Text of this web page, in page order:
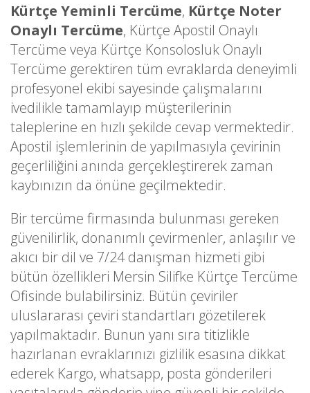
Kürtçe Yeminli Tercüme, Kürtçe Noter
Onaylı Tercüme, Kürtçe Apostil Onaylı
Tercüme veya Kürtçe Konsolosluk Onaylı
Tercüme gerektiren tüm evraklarda deneyimli
profesyonel ekibi sayesinde çalışmalarını
ivedilikle tamamlayıp müşterilerinin
taleplerine en hızlı şekilde cevap vermektedir.
Apostil işlemlerinin de yapılmasıyla çevirinin
geçerliliğini anında gerçekleştirerek zaman
kaybınızın da önüne geçilmektedir.
Bir tercüme firmasında bulunması gereken
güvenilirlik, donanımlı çevirmenler, anlaşılır ve
akıcı bir dil ve 7/24 danışman hizmeti gibi
bütün özellikleri Mersin Silifke Kürtçe Tercüme
Ofisinde bulabilirsiniz. Bütün çeviriler
uluslararası çeviri standartları gözetilerek
yapılmaktadır. Bunun yanı sıra titizlikle
hazırlanan evraklarınızı gizlilik esasına dikkat
ederek Kargo, whatsapp, posta gönderileri